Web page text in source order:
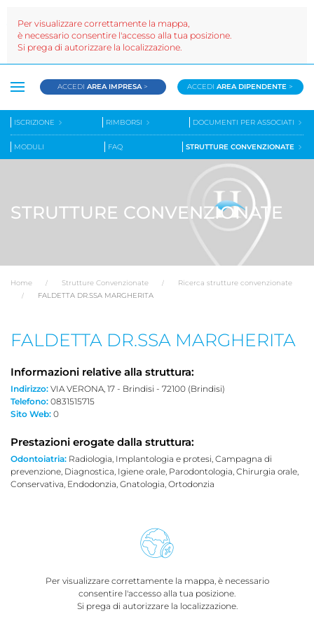
ACCEDIAREA IMPRESA > ACCEDIAREA DIPENDENTE >
ISCRIZIONE RIMBORSI DOCUMENTI PER ASSOCIATI
MODULI FAQ STRUTTURE CONVENZIONATE
STRUTTURE CONVENZIONATE
Home Strutture Convenzionate
Ricerca strutture convenzionate
FALDETTA DR.SSA MARGHERITA
FALDETTA DR.SSA MARGHERITA
Informazioni relative alla struttura:
Indirizzo: VIA VERONA, 17 - Brindisi - 72100 (Brindisi)
Telefono: 0831515715
Sito Web: 0
Prestazioni erogate dalla struttura:
Odontoiatria: Radiologia, Implantologia e protesi, Campagna di
prevenzione, Diagnostica, Igiene orale, Parodontologia, Chirurgia orale,
Conservativa, Endodonzia, Gnatologia, Ortodonzia
Per visualizzare correttamente la mappa, è necessario
consentire l'accesso alla tua posizione.
Si prega di autorizzare la localizzazione.
Per visualizzare correttamente la mappa,
è necessario consentire l'accesso alla tua posizione.
Si prega di autorizzare la localizzazione.